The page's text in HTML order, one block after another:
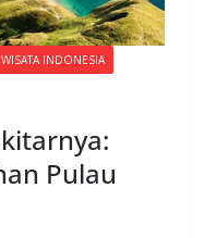
WISATA INDONESIA
Pulau